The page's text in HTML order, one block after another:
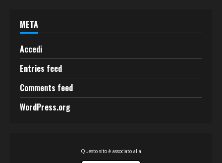
META
Accedi
Entries feed
Comments feed
WordPress.org
Questo sito è associato alla